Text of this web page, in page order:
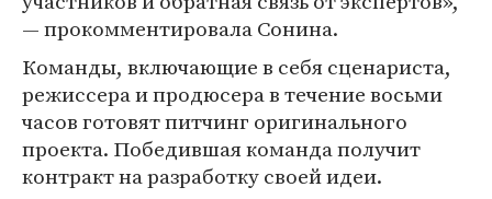
— прокомментировала Сонина.
Команды, включающие в себя сценариста,
режиссера и продюсера в течение восьми
часов готовят питчинг оригинального
проекта. Победившая команда получит
контракт на разработку своей идеи.